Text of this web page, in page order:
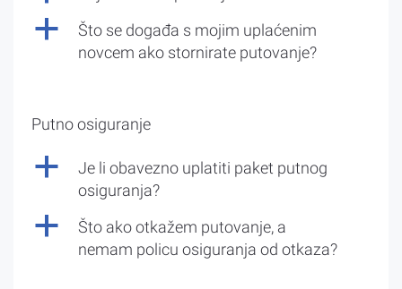
a
Što se događa s mojim uplaćenim
novcem ako stornirate putovanje?
Putno osiguranje
a
Je li obavezno uplatiti paket putnog
osiguranja?
a
Što ako otkažem putovanje, a
nemam policu osiguranja od otkaza?